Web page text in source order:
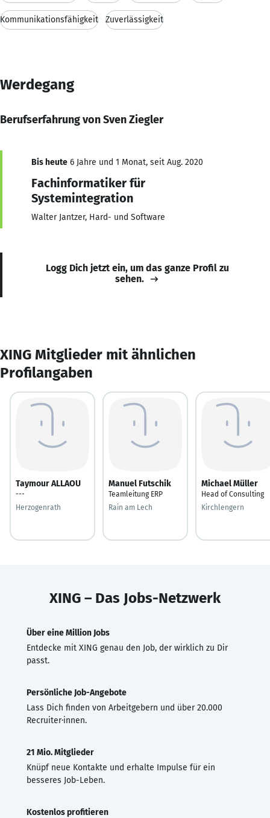
Kommunikationsfähigkeit Zuverlässigkeit
Werdegang
Berufserfahrung von Sven Ziegler
Bis heute 6 Jahre und 1 Monat, seit Aug. 2020
Fachinformatiker für
Systemintegration
Walter Jantzer, Hard- und Software
Logg Dich jetzt ein, um das ganze Profil zu
sehen.
XING Mitglieder mit ähnlichen
Profilangaben
Taymour ALLAOU
---
Herzogenrath
Manuel Futschik
Teamleitung ERP
Rain am Lech
Michael Müller
Head of Consulting
Kirchlengern
XING – Das Jobs-Netzwerk
Über eine Million Jobs
Entdecke mit XING genau den Job, der wirklich zu Dir
passt.
Persönliche Job-Angebote
Lass Dich finden von Arbeitgebern und über 20.000
Recruiter·innen.
21 Mio. Mitglieder
Knüpf neue Kontakte und erhalte Impulse für ein
besseres Job-Leben.
Kostenlos profitieren